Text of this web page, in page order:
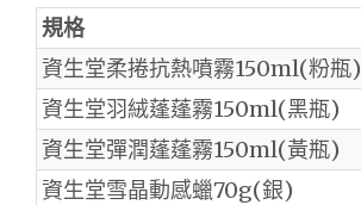
規格
資生堂柔捲抗熱噴霧150ml(粉瓶)
資生堂羽絨蓬蓬霧150ml(黑瓶)
資生堂彈潤蓬蓬霧150ml(黃瓶)
資生堂雪晶動感蠟70g(銀)